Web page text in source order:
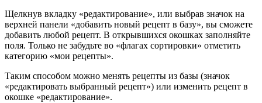
Щелкнув вкладку «редактирование», или выбрав значок на
верхней панели «добавить новый рецепт в базу», вы сможете
добавить любой рецепт. В открывшихся окошках заполняйте
поля. Только не забудьте во «флагах сортировки» отметить
категорию «мои рецепты».
Таким способом можно менять рецепты из базы (значок
«редактировать выбранный рецепт») или изменить рецепт в
окошке «редактирование».